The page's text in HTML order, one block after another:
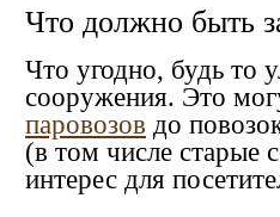
Что должно быть
Что угодно, будь то
сооружения. Это
паровозов до
(в том числе старые
интерес для